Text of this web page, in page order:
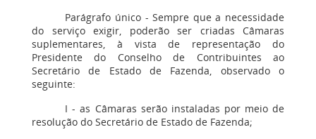
Parágrafo único - Sempre que a necessidade
do serviço exigir, poderão ser criadas Câmaras
suplementares, à vista de representação do
Presidente do Conselho de Contribuintes ao
Secretário de Estado de Fazenda, observado o
seguinte:
I - as Câmaras serão instaladas por meio de
resolução do Secretário de Estado de Fazenda;